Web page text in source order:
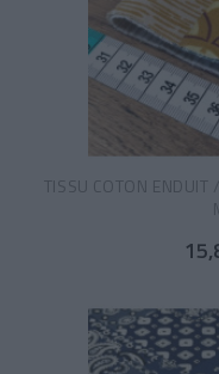
TISSU COTON ENDUIT